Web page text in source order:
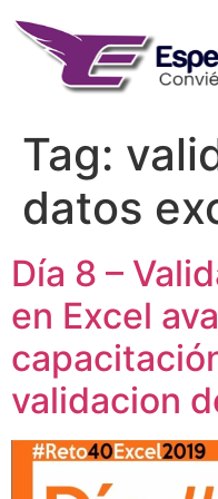
content
Tag:
datos
Día 8 –
en Excel
validacion